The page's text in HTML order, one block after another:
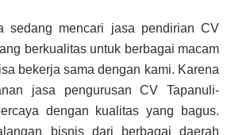
sedang mencari jasa pendirian CV
berkualitas untuk berbagai macam
bekerja sama dengan kami. Karena
jasa pengurusan CV Tapanuli-
dengan kualitas yang bagus.
bisnis dari berbagai daerah